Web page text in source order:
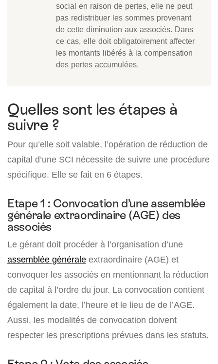
social en raison de pertes, elle ne peut
pas redistribuer les sommes provenant
de cette diminution aux associés. Dans
ce cas, elle doit obligatoirement affecter
les montants libérés à la compensation
des pertes accumulées.
Quelles sont les étapes à
suivre ?
Pour qu’elle soit valable, l’opération de réduction de
capital d’une SCI nécessite de suivre une procédure
spécifique. Elle se fait en 6 étapes.
Etape 1 : Convocation d’une assemblée
générale extraordinaire (AGE) des
associés
Le gérant doit procéder à l’organisation d’une
assemblée générale extraordinaire (AGE) et
convoquer les associés en mentionnant la réduction
de capital à l’ordre du jour. La convocation contient
également la date, l’heure et le lieu de de l’AGE.
Aussi, les modalités de convocation doivent
respecter les prescriptions prévues dans les statuts.